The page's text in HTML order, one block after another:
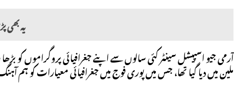
یہ بھی
ملین میں دیا گیا تھا، جس میں پوری فوج میں جغرافیائی معیارات کو ہم